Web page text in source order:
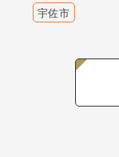
宇佐市